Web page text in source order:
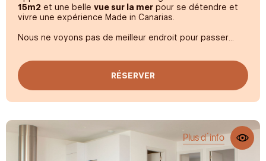
Coffre-fort gratuit
Sécurité nocturne
15m2 et une belle vue sur la mer pour se détendre et
vivre une expérience Made in Canarias.
Nous ne voyons pas de meilleur endroit pour passer
haut de gamme, un bureau parfait pour le télétravail,
douche effet pluie
et cuisine design.
RÉSERVER
Plus d´info